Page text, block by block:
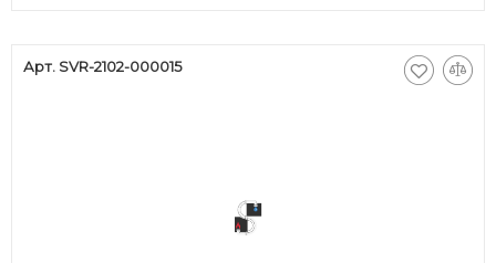
Арт. SVR-2102-000015